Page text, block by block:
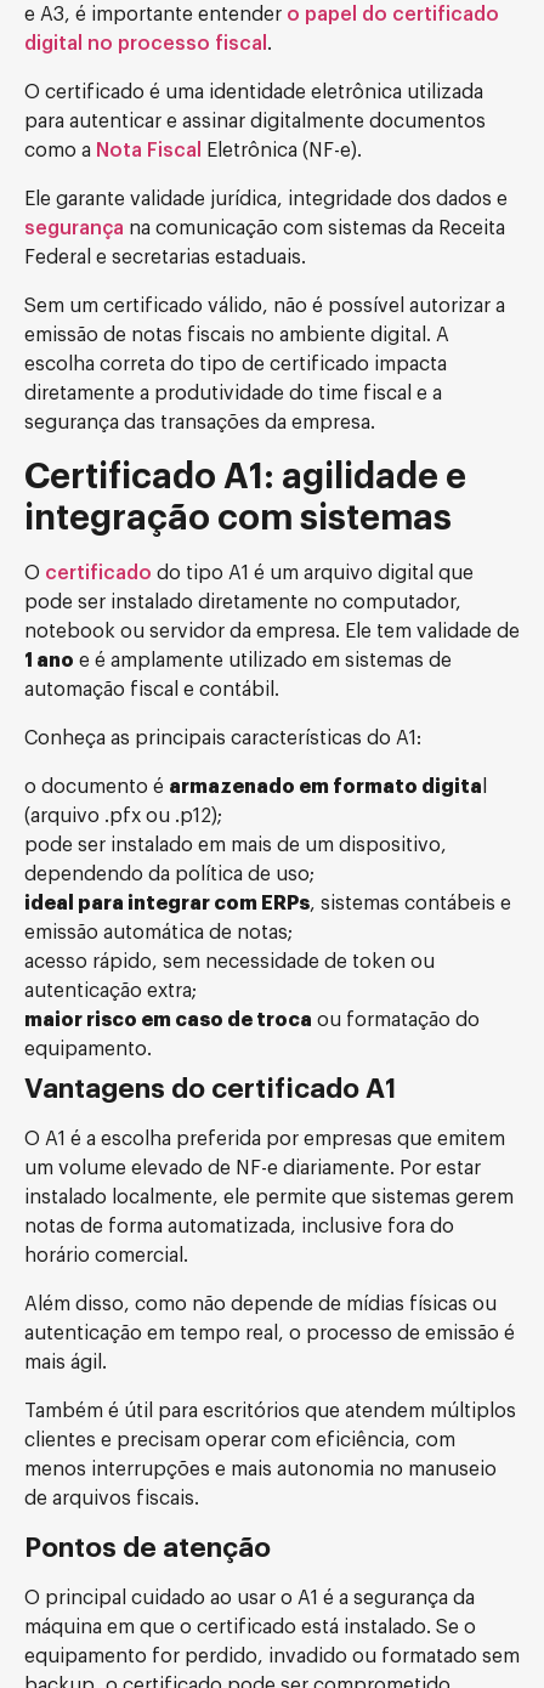
e A3, é importante entender o papel do certificado
digital no processo fiscal .
O certificado é uma identidade eletrônica utilizada
para autenticar e assinar digitalmente documentos
como a Nota Fiscal Eletrônica (NF-e).
Ele garante validade jurídica, integridade dos dados e
segurança na comunicação com sistemas da Receita
Federal e secretarias estaduais.
Sem um certificado válido, não é possível autorizar a
emissão de notas fiscais no ambiente digital. A
escolha correta do tipo de certificado impacta
diretamente a produtividade do time fiscal e a
segurança das transações da empresa.
Certificado A1: agilidade e
integração com sistemas
O certificado do tipo A1 é um arquivo digital que
pode ser instalado diretamente no computador,
notebook ou servidor da empresa. Ele tem validade de
1 ano e é amplamente utilizado em sistemas de
automação fiscal e contábil.
Conheça as principais características do A1:
o documento é armazenado em formato digita
(arquivo .pfx ou .p12);
pode ser instalado em mais de um dispositivo,
dependendo da política de uso;
ideal para integrar com ERPs, sistemas contábeis e
emissão automática de notas;
acesso rápido, sem necessidade de token ou
autenticação extra;
maior risco em caso de troca ou formatação do
equipamento.
Vantagens do certificado A1
O A1 é a escolha preferida por empresas que emitem
um volume elevado de NF-e diariamente. Por estar
instalado localmente, ele permite que sistemas gerem
notas de forma automatizada, inclusive fora do
horário comercial.
Além disso, como não depende de mídias físicas ou
autenticação em tempo real, o processo de emissão é
mais ágil.
Também é útil para escritórios que atendem múltiplos
clientes e precisam operar com eficiência, com
menos interrupções e mais autonomia no manuseio
de arquivos fiscais.
Pontos de atenção
O principal cuidado ao usar o A1 é a segurança da
máquina em que o certificado está instalado. Se o
equipamento for perdido, invadido ou formatado sem